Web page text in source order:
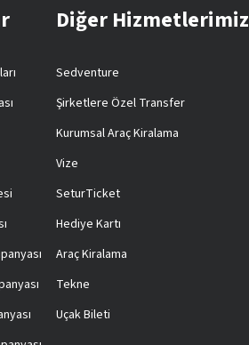
Diğer Hizmetlerimiz
Sedventure
Şirketlere Özel Transfer
Kurumsal Araç Kiralama
Vize
SeturTicket
Hediye Kartı
Araç Kiralama
Tekne
Uçak Bileti